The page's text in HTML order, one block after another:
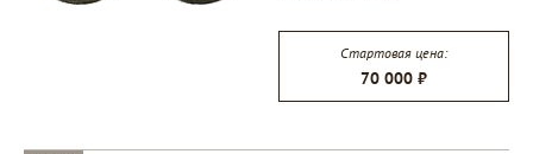
Стартовая цена:
70 000 ₽